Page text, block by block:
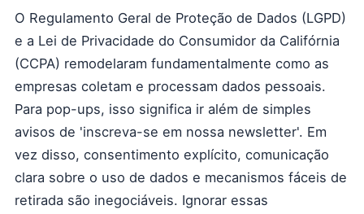
O Regulamento Geral de Proteção de Dados (LGPD)
e a Lei de Privacidade do Consumidor da Califórnia
(CCPA) remodelaram fundamentalmente como as
empresas coletam e processam dados pessoais.
Para pop-ups, isso significa ir além de simples
avisos de 'inscreva-se em nossa newsletter'. Em
vez disso, consentimento explícito, comunicação
clara sobre o uso de dados e mecanismos fáceis de
retirada são inegociáveis. Ignorar essas